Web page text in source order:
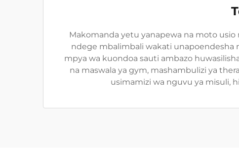
Makomanda yetu yanapewa na moto usio
ndege mbalimbali wakati unapoendesha
mpya wa kuondoa sauti ambazo
na maswala ya gym, mashambulizi ya
usimamizi wa nguvu ya misuli,